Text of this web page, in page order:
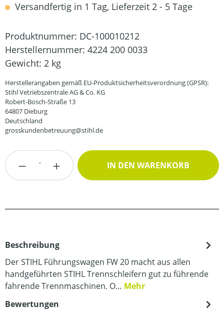
Versandfertig in 1 Tag, Lieferzeit 2 - 5 Tage
Produktnummer: DC-100010212
Herstellernummer: 4224 200 0033
Gewicht: 2 kg
Herstellerangaben gemäß EU-Produktsicherheitsverordnung (GPSR):
Stihl Vetriebszentrale AG & Co. KG
Robert-Bosch-Straße 13
64807 Dieburg
Deutschland
grosskundenbetreuung@stihl.de
Produkt Anzahl: Gib den gewünschten
IN DEN WARENKORB
Beschreibung
Der STIHL Führungswagen FW 20 macht aus allen
handgeführten STIHL Trennschleifern gut zu führende
fahrende Trennmaschinen. O… Mehr
Bewertungen